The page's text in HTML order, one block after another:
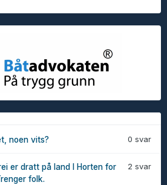
0 svar
noen vits?
2 svar
er dratt på land I Horten for
folk.